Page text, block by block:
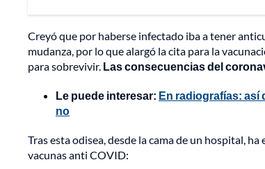
Creyó que por haberse infectado iba a tener
mudanza, por lo que alargó la cita para la
para sobrevivir. Las consecuencias del
Le puede interesar: En radiografías: así
no
Tras esta odisea, desde la cama de un hospital,
vacunas anti COVID: